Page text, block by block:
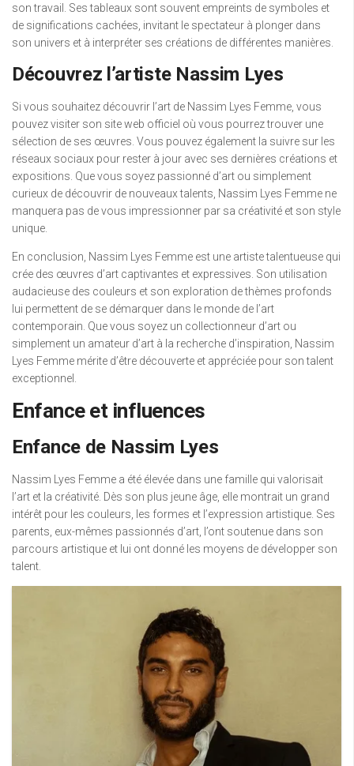
son travail. Ses tableaux sont souvent empreints de symboles et
de significations cachées, invitant le spectateur à plonger dans
son univers et à interpréter ses créations de différentes manières.
Découvrez l’artiste Nassim Lyes
Si vous souhaitez découvrir l’art de Nassim Lyes Femme, vous
pouvez visiter son site web officiel où vous pourrez trouver une
sélection de ses œuvres. Vous pouvez également la suivre sur les
réseaux sociaux pour rester à jour avec ses dernières créations et
expositions. Que vous soyez passionné d’art ou simplement
curieux de découvrir de nouveaux talents, Nassim Lyes Femme ne
manquera pas de vous impressionner par sa créativité et son style
unique.
En conclusion, Nassim Lyes Femme est une artiste talentueuse qui
crée des œuvres d’art captivantes et expressives. Son utilisation
audacieuse des couleurs et son exploration de thèmes profonds
lui permettent de se démarquer dans le monde de l’art
contemporain. Que vous soyez un collectionneur d’art ou
simplement un amateur d’art à la recherche d’inspiration, Nassim
Lyes Femme mérite d’être découverte et appréciée pour son talent
exceptionnel.
Enfance et influences
Enfance de Nassim Lyes
Nassim Lyes Femme a été élevée dans une famille qui valorisait
l’art et la créativité. Dès son plus jeune âge, elle montrait un grand
intérêt pour les couleurs, les formes et l’expression artistique. Ses
parents, eux-mêmes passionnés d’art, l’ont soutenue dans son
parcours artistique et lui ont donné les moyens de développer son
talent.